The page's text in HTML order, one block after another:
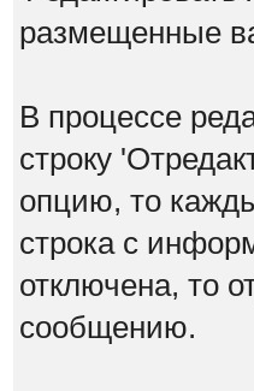
размещенные
В процессе
строку
опцию, то
строка с
отключена, то
сообщению.